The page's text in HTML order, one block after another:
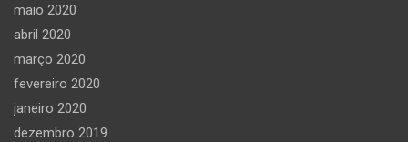
maio 2020
abril 2020
março 2020
fevereiro 2020
janeiro 2020
dezembro 2019